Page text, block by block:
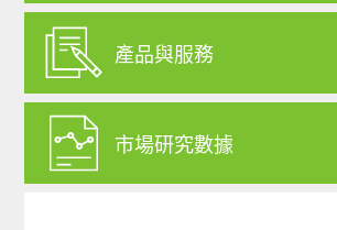
產品與服務
市場研究數據